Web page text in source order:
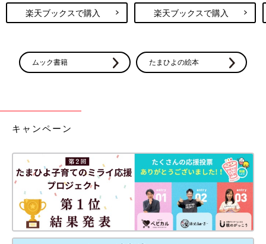
楽天ブックスで購入 楽天ブックスで購入
ムック書籍 たまひよの絵本
キャンペーン